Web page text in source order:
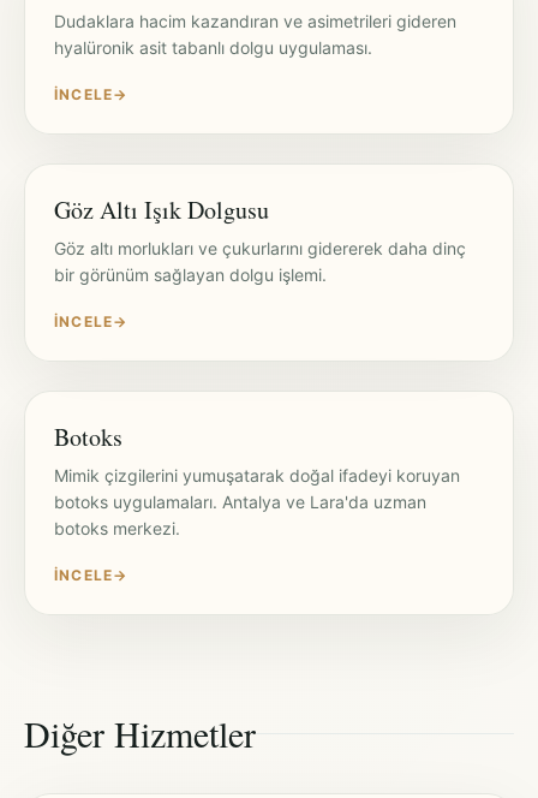
Dudaklara hacim kazandıran ve asimetrileri gideren
hyalüronik asit tabanlı dolgu uygulaması.
İNCELE→
Göz Altı Işık Dolgusu
Göz altı morlukları ve çukurlarını gidererek daha dinç
bir görünüm sağlayan dolgu işlemi.
İNCELE→
Botoks
Mimik çizgilerini yumuşatarak doğal ifadeyi koruyan
botoks uygulamaları. Antalya ve Lara'da uzman
botoks merkezi.
İNCELE→
Diğer Hizmetler